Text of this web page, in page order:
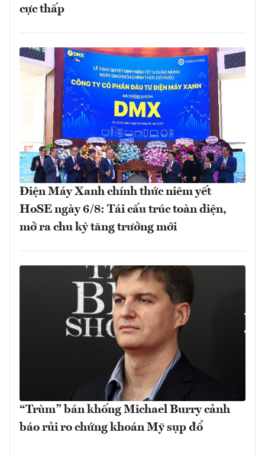
cực thấp
Điện Máy Xanh chính thức niêm yết
HoSE ngày 6/8: Tái cấu trúc toàn diện,
mở ra chu kỳ tăng trưởng mới
“Trùm” bán khống Michael Burry cảnh
báo rủi ro chứng khoán Mỹ sụp đổ